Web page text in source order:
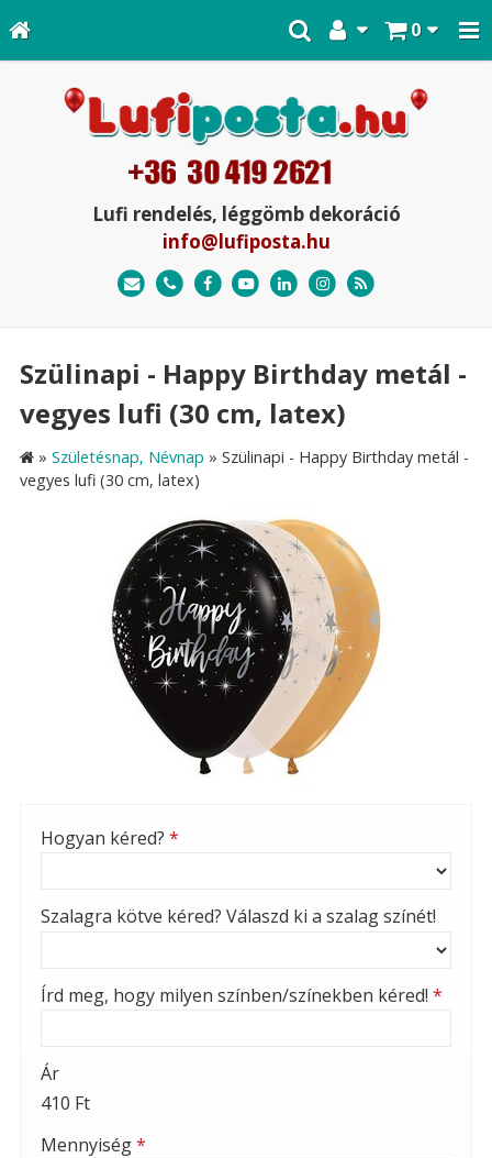
0
Lufi rendelés, léggömb dekoráció
info@lufiposta.hu
Szülinapi - Happy Birthday metál -
vegyes lufi (30 cm, latex)
» Születésnap, Névnap » Szülinapi - Happy Birthday metál -
vegyes lufi (30 cm, latex)
Hogyan kéred? *
Szalagra kötve kéred? Válaszd ki a szalag színét!
Írd meg, hogy milyen színben/színekben kéred! *
Ár
410 Ft
Mennyiség*